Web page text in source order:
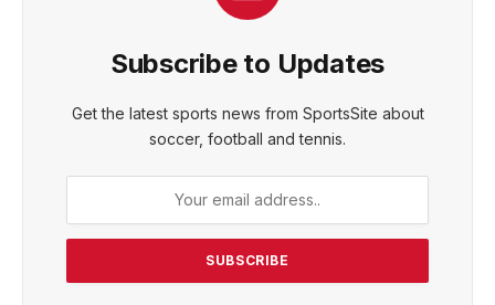
Subscribe to Updates
Get the latest sports news from SportsSite about
soccer, football and tennis.